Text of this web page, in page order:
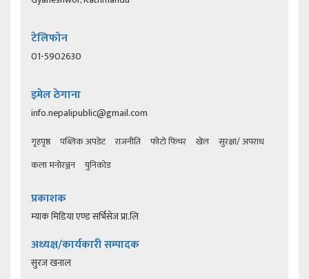
टेलिफोन
01-5902630
इमेल ठेगाना
info.nepalipublic@gmail.com
गृहपृष्ठ पब्लिक अपडेट राजनीति फोटो फिचर खेल
सुरक्षा/ अपराध
कला मनोरञ्जन
युनिकोड
प्रकाशक
म्याक मिडिया एण्ड सर्भिसेज प्रा.लि
अध्यक्ष/कार्यकारी सम्पादक
सुरज खनाल